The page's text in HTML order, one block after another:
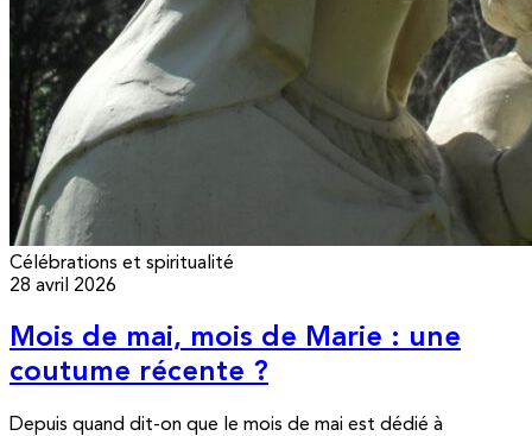
Célébrations et spiritualité
28 avril 2026
Mois de mai, mois de Marie : une
coutume récente ?
Depuis quand dit-on que le mois de mai est dédié à